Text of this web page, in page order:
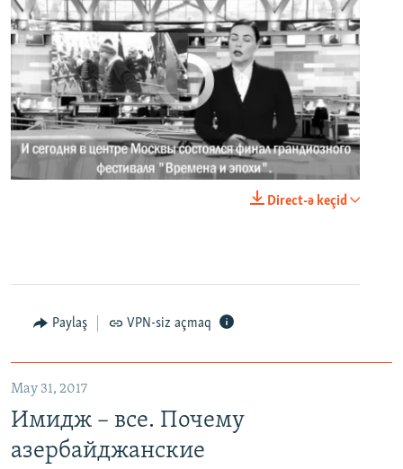
No media source currently available
Direct-ə keçid
Paylaş VPN-siz açmaq
May 31, 2017
Имидж – все. Почему
азербайджанские
EMBED
Имидж – все. Почему азербайджанские правозащитники и независимые журналисты попадают в тюрьму